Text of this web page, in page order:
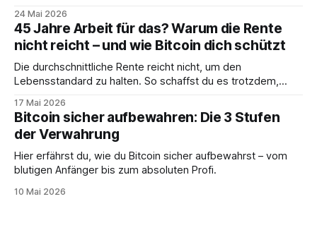
24 Mai 2026
45 Jahre Arbeit für das? Warum die Rente
nicht reicht – und wie Bitcoin dich schützt
Die durchschnittliche Rente reicht nicht, um den
Lebensstandard zu halten. So schaffst du es trotzdem,
17 Mai 2026
Bitcoin sicher aufbewahren: Die 3 Stufen
der Verwahrung
Hier erfährst du, wie du Bitcoin sicher aufbewahrst – vom
blutigen Anfänger bis zum absoluten Profi.
10 Mai 2026